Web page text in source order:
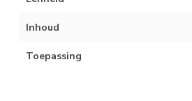
Inhoud
Toepassing